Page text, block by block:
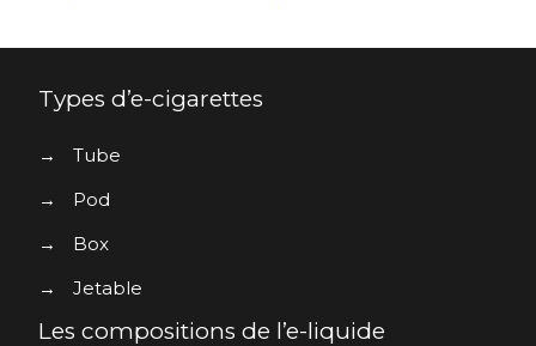
Types d’e-cigarettes
→
Tube
→
Pod
→
Box
→
Jetable
Les compositions de l’e-liquide